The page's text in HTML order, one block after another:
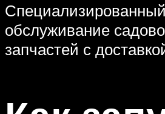
обслуживание
запчастей с